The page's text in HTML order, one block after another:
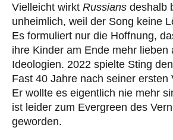
Vielleicht wirkt Russians deshalb
unheimlich, weil der Song keine
Es formuliert nur die Hoffnung,
ihre Kinder am Ende mehr lieben
Ideologien. 2022 spielte Sting
Fast 40 Jahre nach seiner ersten
Er wollte es eigentlich nie mehr
ist leider zum Evergreen des
geworden.